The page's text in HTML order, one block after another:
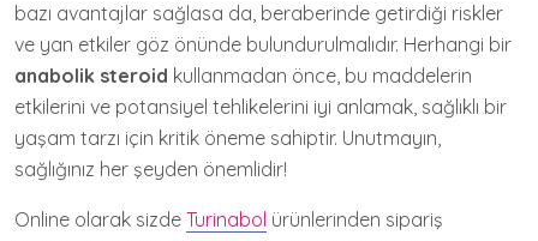
bazı avantajlar sağlasa da, beraberinde getirdiği riskler
ve yan etkiler göz önünde bulundurulmalıdır. Herhangi bir
anabolik steroid kullanmadan önce, bu maddelerin
etkilerini ve potansiyel tehlikelerini iyi anlamak, sağlıklı bir
yaşam tarzı için kritik öneme sahiptir. Unutmayın,
sağlığınız her şeyden önemlidir!
Online olarak sizde Turinabol ürünlerinden sipariş